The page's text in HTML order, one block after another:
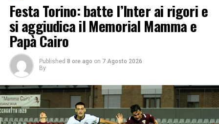
Festa Torino: batte l’Inter ai rigori e
si aggiudica il Memorial Mamma e
Papà Cairo
Published 8 ore ago on 7 Agosto 2026
By